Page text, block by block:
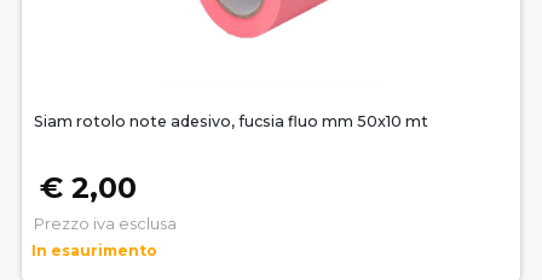
Siam rotolo note adesivo, fucsia fluo mm 50x10 mt
€ 2,00
Prezzo iva esclusa
In esaurimento